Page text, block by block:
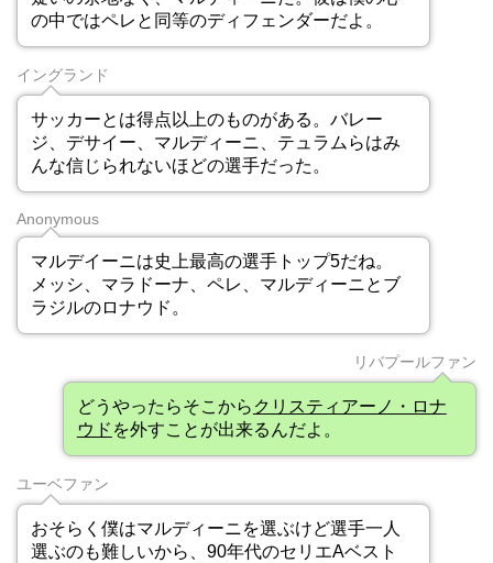
の中ではペレと同等のディフェンダーだよ。
イングランド
サッカーとは得点以上のものがある。バレー
ジ、デサイー、マルディーニ、テュラムらはみ
んな信じられないほどの選手だった。
Anonymous
マルデイーニは史上最高の選手トップ5だね。
メッシ、マラドーナ、ペレ、マルディーニとブ
ラジルのロナウド。
リバプールファン
どうやったらそこから クリスティアーノ・ロナ
ウド を外すことが出来るんだよ。
ユーベファン
おそらく僕はマルディーニを選ぶけど選手一人
選ぶのも難しいから、90年代のセリエAベスト